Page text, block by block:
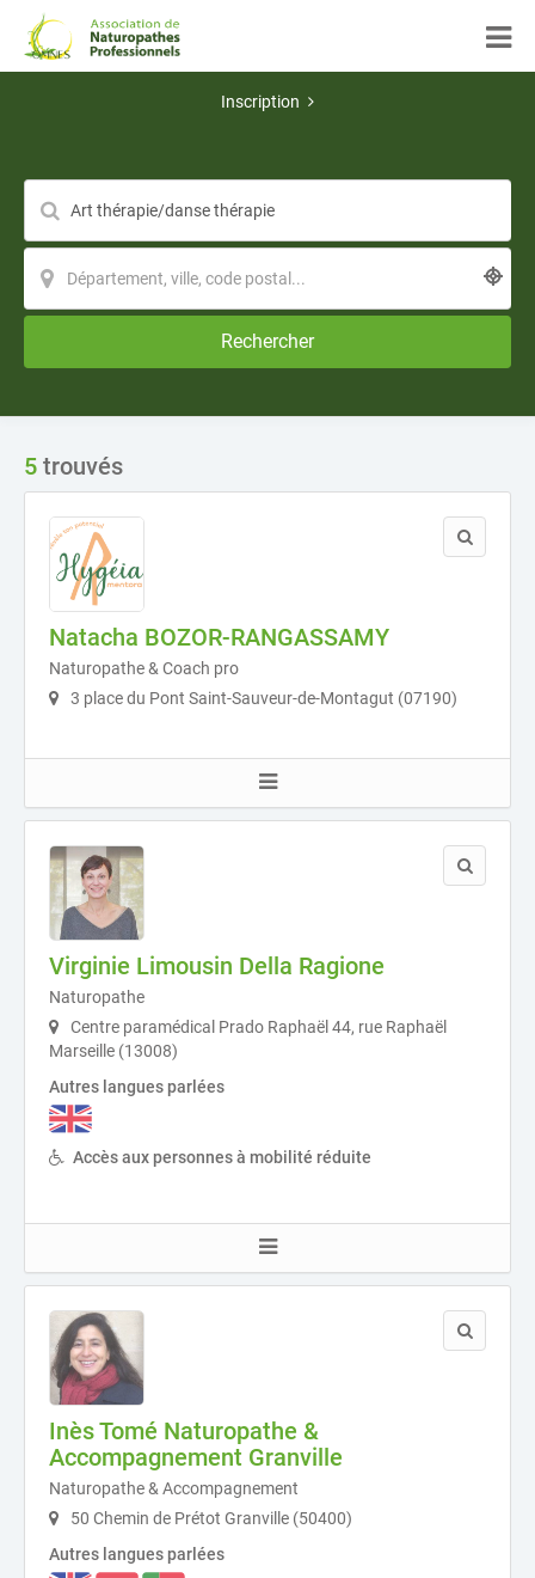
Inscription
Rechercher
5 trouvés
Natacha BOZOR-RANGASSAMY
Naturopathe & Coach pro
3 place du Pont Saint-Sauveur-de-Montagut (07190)
Virginie Limousin Della Ragione
Naturopathe
Centre paramédical Prado Raphaël 44, rue Raphaël
Marseille (13008)
Autres langues parlées
Accès aux personnes à mobilité réduite
Inès Tomé Naturopathe &
Accompagnement Granville
Naturopathe & Accompagnement
50 Chemin de Prétot Granville (50400)
Autres langues parlées